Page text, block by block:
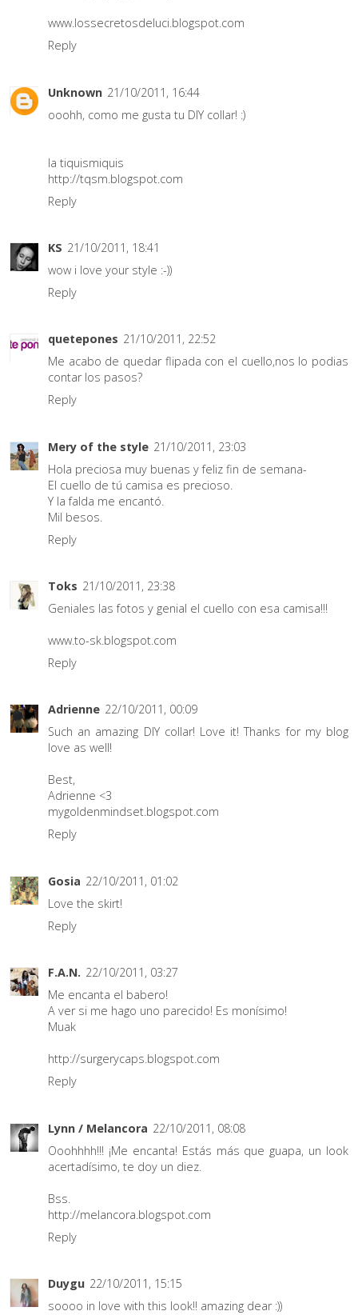
www.lossecretosdeluci.blogspot.com
Reply
Unknown 21/10/2011, 16:44
ooohh, como me gusta tu DIY collar! :)
la tiquismiquis
http://tqsm.blogspot.com
Reply
KS 21/10/2011, 18:41
wow i love your style :-))
Reply
quetepones 21/10/2011, 22:52
Me acabo de quedar flipada con el cuello,nos lo podias
contar los pasos?
Reply
Mery of the style 21/10/2011, 23:03
Hola preciosa muy buenas y feliz fin de semana-
El cuello de tú camisa es precioso.
Y la falda me encantó.
Mil besos.
Reply
Toks 21/10/2011, 23:38
Geniales las fotos y genial el cuello con esa camisa!!!
www.to-sk.blogspot.com
Reply
Adrienne 22/10/2011, 00:09
Such an amazing DIY collar! Love it! Thanks for my blog
love as well!
Best,
Adrienne <3
mygoldenmindset.blogspot.com
Reply
Gosia 22/10/2011, 01:02
Love the skirt!
Reply
F.A.N. 22/10/2011, 03:27
Me encanta el babero!
A ver si me hago uno parecido! Es monísimo!
Muak
http://surgerycaps.blogspot.com
Reply
Lynn / Melancora 22/10/2011, 08:08
Ooohhhh!!! ¡Me encanta! Estás más que guapa, un look
acertadísimo, te doy un diez.
Bss.
http://melancora.blogspot.com
Reply
Duygu 22/10/2011, 15:15
soooo in love with this look!! amazing dear :))